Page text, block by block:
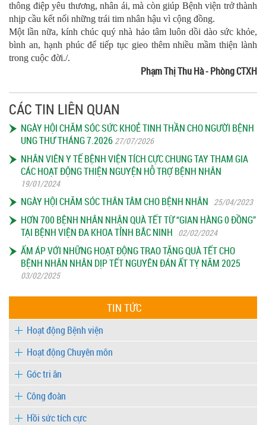
thông điệp yêu thương, nhân ái, mà còn giúp Bệnh viện trở thành
nhịp cầu kết nối những trái tim nhân hậu vì cộng đồng.
Một lần nữa, kính chúc quý nhà hảo tâm luôn dồi dào sức khỏe,
bình an, hạnh phúc để tiếp tục gieo thêm nhiều mầm thiện lành
trong cuộc đời./.
Phạm Thị Thu Hà - Phòng CTXH
CÁC TIN LIÊN QUAN
NGÀY HỘI CHĂM SÓC SỨC KHOẺ TINH THẦN CHO NGƯỜI BỆNH
UNG THƯ THÁNG 7.2026 27/07/2026
NHÂN VIÊN Y TẾ BỆNH VIỆN TÍCH CỰC CHUNG TAY THAM GIA
CÁC HOẠT ĐỘNG THIỆN NGUYỆN HỖ TRỢ BỆNH NHÂN
19/01/2024
NGÀY HỘI CHĂM SÓC THÂN TÂM CHO BỆNH NHÂN 25/04/2023
HƠN 700 BỆNH NHÂN NHẬN QUÀ TẾT TỪ “GIAN HÀNG 0 ĐỒNG”
TẠI BỆNH VIỆN ĐA KHOA TỈNH BẮC NINH 02/02/2024
ẤM ÁP VỚI NHỮNG HOẠT ĐỘNG TRAO TẶNG QUÀ TẾT CHO
BỆNH NHÂN NHÂN DỊP TẾT NGUYÊN ĐÁN ẤT TỴ NĂM 2025
03/02/2025
TIN TỨC
Hoạt động Bệnh viện
Hoạt động Chuyên môn
Góc tri ân
Công đoàn
Hồi sức tích cực